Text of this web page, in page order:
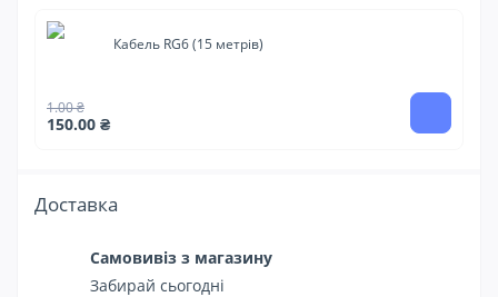
Кабель RG6 (15 метрів)
1.00 ₴
150.00 ₴
Доставка
Самовивіз з магазину
Забирай сьогодні